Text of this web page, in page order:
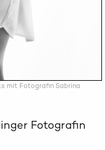
mit Fotografin Sabrina
Fotografin